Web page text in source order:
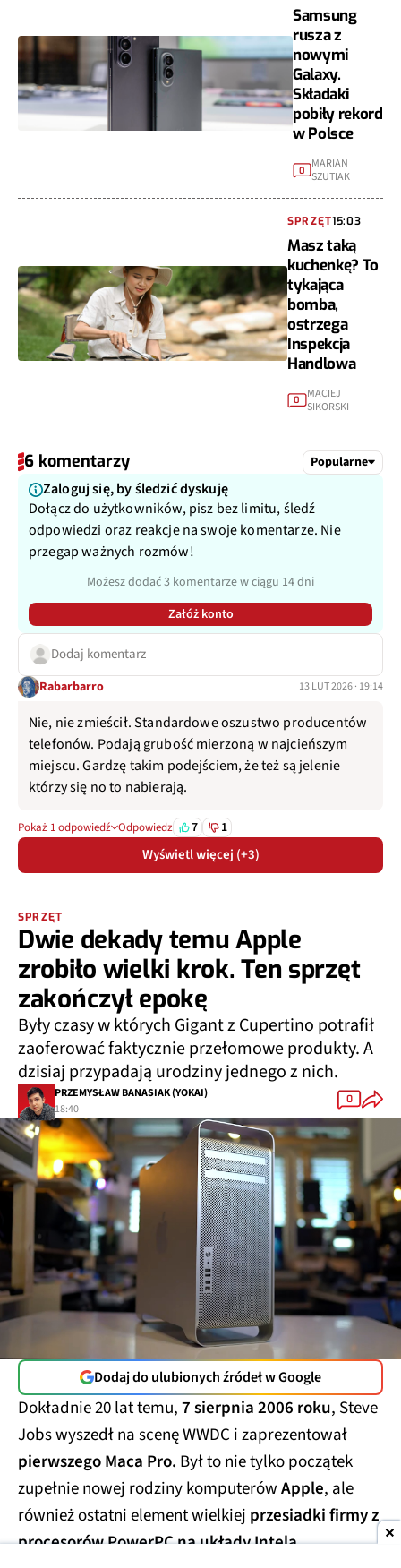
Samsung
rusza z
nowymi
Galaxy.
Składaki
pobiły rekord
w Polsce
0 MARIAN
SZUTIAK
SPRZĘT15:03
Masz taką
kuchenkę? To
tykająca
bomba,
ostrzega
Inspekcja
Handlowa
0
MACIEJ
SIKORSKI
6 komentarzy Popularne
Zaloguj się, by śledzić dyskuję
Dołącz do użytkowników, pisz bez limitu, śledź
odpowiedzi oraz reakcje na swoje komentarze. Nie
przegap ważnych rozmów!
Możesz dodać 3 komentarze w ciągu 14 dni
Załóż konto
Dodaj komentarz
Rabarbarro 13 LUT 2026 · 19:14
Nie, nie zmieścił. Standardowe oszustwo producentów
telefonów. Podają grubość mierzoną w najcieńszym
miejscu. Gardzę takim podejściem, że też są jelenie
którzy się no to nabierają.
Pokaż 1 odpowiedź Odpowiedz 7 1
Wyświetl więcej (+3)
SPRZĘT
Dwie dekady temu Apple
zrobiło wielki krok. Ten sprzęt
zakończył epokę
Były czasy w których Gigant z Cupertino potrafił
zaoferować faktycznie przełomowe produkty. A
dzisiaj przypadają urodziny jednego z nich.
PRZEMYSŁAW BANASIAK (YOKAI)
18:40
0
Dodaj do ulubionych źródeł w Google
Dokładnie 20 lat temu,7 sierpnia 2006 roku, Steve
Jobs wyszedł na scenę WWDC i zaprezentował
pierwszego Maca Pro. Był to nie tylko początek
zupełnie nowej rodziny komputerówApple, ale
również ostatni element wielkiej przesiadki firmy z
procesorów PowerPC na układy Intela.